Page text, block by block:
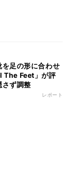
を足の形に合わせ
The Feet」が評
ず調整
レポート